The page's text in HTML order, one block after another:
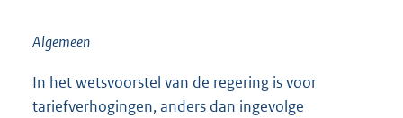
Algemeen
In het wetsvoorstel van de regering is voor
tariefverhogingen, anders dan ingevolge